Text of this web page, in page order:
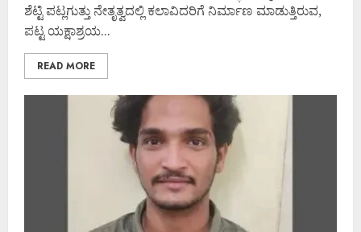
ಶೆಟ್ಟಿ ಪಟ್ಲಗುತ್ತು ನೇತೃತ್ವದಲ್ಲಿ ಕಲಾವಿದರಿಗೆ ನಿರ್ಮಾಣ ಮಾಡುತ್ತಿರುವ,
ಪಟ್ಟ ಯಕ್ಷಾಶ್ರಯ...
READ MORE